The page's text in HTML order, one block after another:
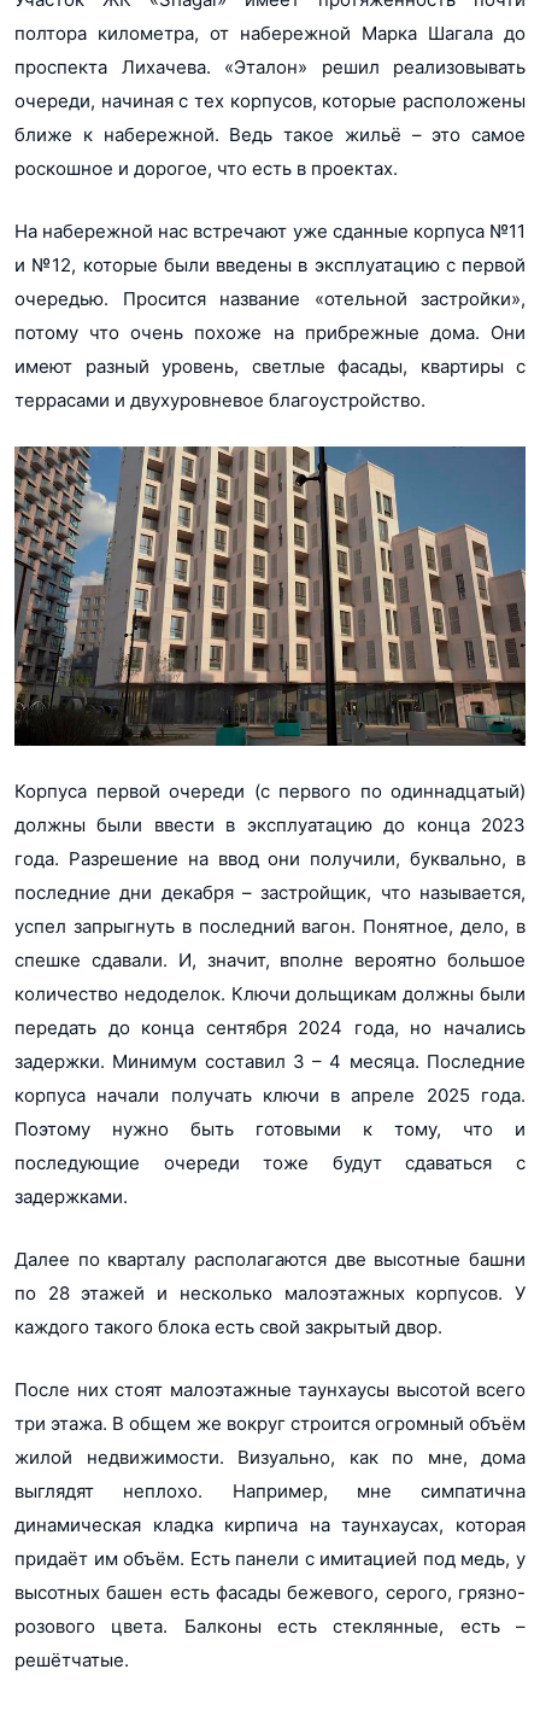
полтора километра, от набережной Марка Шагала до
проспекта Лихачева. «Эталон» решил реализовывать
очереди, начиная с тех корпусов, которые расположены
ближе к набережной. Ведь такое жильё – это самое
роскошное и дорогое, что есть в проектах.
На набережной нас встречают уже сданные корпуса №11
и №12, которые были введены в эксплуатацию с первой
очередью. Просится название «отельной застройки»,
потому что очень похоже на прибрежные дома. Они
имеют разный уровень, светлые фасады, квартиры с
террасами и двухуровневое благоустройство.
Корпуса первой очереди (с первого по одиннадцатый)
должны были ввести в эксплуатацию до конца 2023
года. Разрешение на ввод они получили, буквально, в
последние дни декабря – застройщик, что называется,
успел запрыгнуть в последний вагон. Понятное, дело, в
спешке сдавали. И, значит, вполне вероятно большое
количество недоделок. Ключи дольщикам должны были
передать до конца сентября 2024 года, но начались
задержки. Минимум составил 3 – 4 месяца. Последние
корпуса начали получать ключи в апреле 2025 года.
Поэтому нужно быть готовыми к тому, что и
последующие очереди тоже будут сдаваться с
задержками.
Далее по кварталу располагаются две высотные башни
по 28 этажей и несколько малоэтажных корпусов. У
каждого такого блока есть свой закрытый двор.
После них стоят малоэтажные таунхаусы высотой всего
три этажа. В общем же вокруг строится огромный объём
жилой недвижимости. Визуально, как по мне, дома
выглядят неплохо. Например, мне симпатична
динамическая кладка кирпича на таунхаусах, которая
придаёт им объём. Есть панели с имитацией под медь, у
высотных башен есть фасады бежевого, серого, грязно-
розового цвета. Балконы есть стеклянные, есть –
решётчатые.